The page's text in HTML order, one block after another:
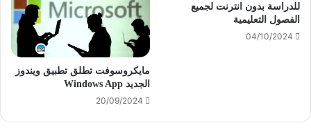
للدراسة بدون انترنت لجميع
الفصول التعليمية
04/10/2024
مايكروسوفت تطلق تطبيق ويندوز
الجديد Windows App
20/09/2024